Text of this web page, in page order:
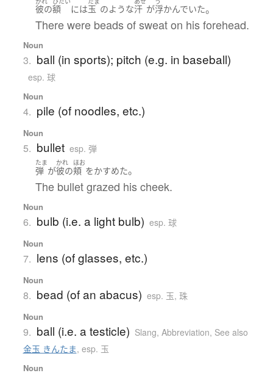
彼の額 には玉 のような汗 が浮かんでいた。
There were beads of sweat on his forehead.
Noun
3. ball (in sports); pitch (e.g. in baseball)
esp. 球
Noun
4. pile (of noodles, etc.)
Noun
5. bullet esp. 弾
たま
弾 が
かれ
彼の
ほお
頬 をかすめた。
The bullet grazed his cheek.
Noun
6. bulb (i.e. a light bulb) esp. 球
Noun
7. lens (of glasses, etc.)
Noun
8. bead (of an abacus) esp. 玉, 珠
Noun
9. ball (i.e. a testicle) Slang, Abbreviation, See also
金玉 きんたま, esp. 玉
Noun